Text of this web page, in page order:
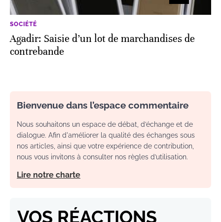
SOCIÉTÉ
Agadir: Saisie d’un lot de marchandises de
contrebande
Bienvenue dans l’espace commentaire
Nous souhaitons un espace de débat, d’échange et de
dialogue. Afin d'améliorer la qualité des échanges sous
nos articles, ainsi que votre expérience de contribution,
nous vous invitons à consulter nos règles d’utilisation.
Lire notre charte
VOS RÉACTIONS